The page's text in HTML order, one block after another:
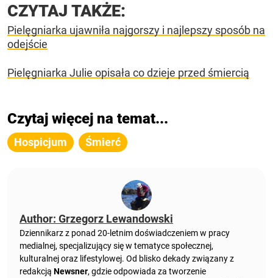
CZYTAJ TAKŻE:
Pielęgniarka ujawniła najgorszy i najlepszy sposób na
odejście
Pielęgniarka Julie opisała co dzieje przed śmiercią
Czytaj więcej na temat...
Hospicjum Śmierć
Author: Grzegorz Lewandowski
Dziennikarz z ponad 20-letnim doświadczeniem w pracy
medialnej, specjalizujący się w tematyce społecznej,
kulturalnej oraz lifestylowej. Od blisko dekady związany z
redakcją Newsner, gdzie odpowiada za tworzenie